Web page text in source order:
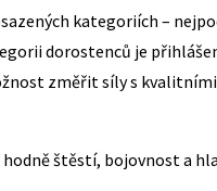
kategoriích –
dorostenců je
změřit síly s kvalitními
štěstí, bojovnost a